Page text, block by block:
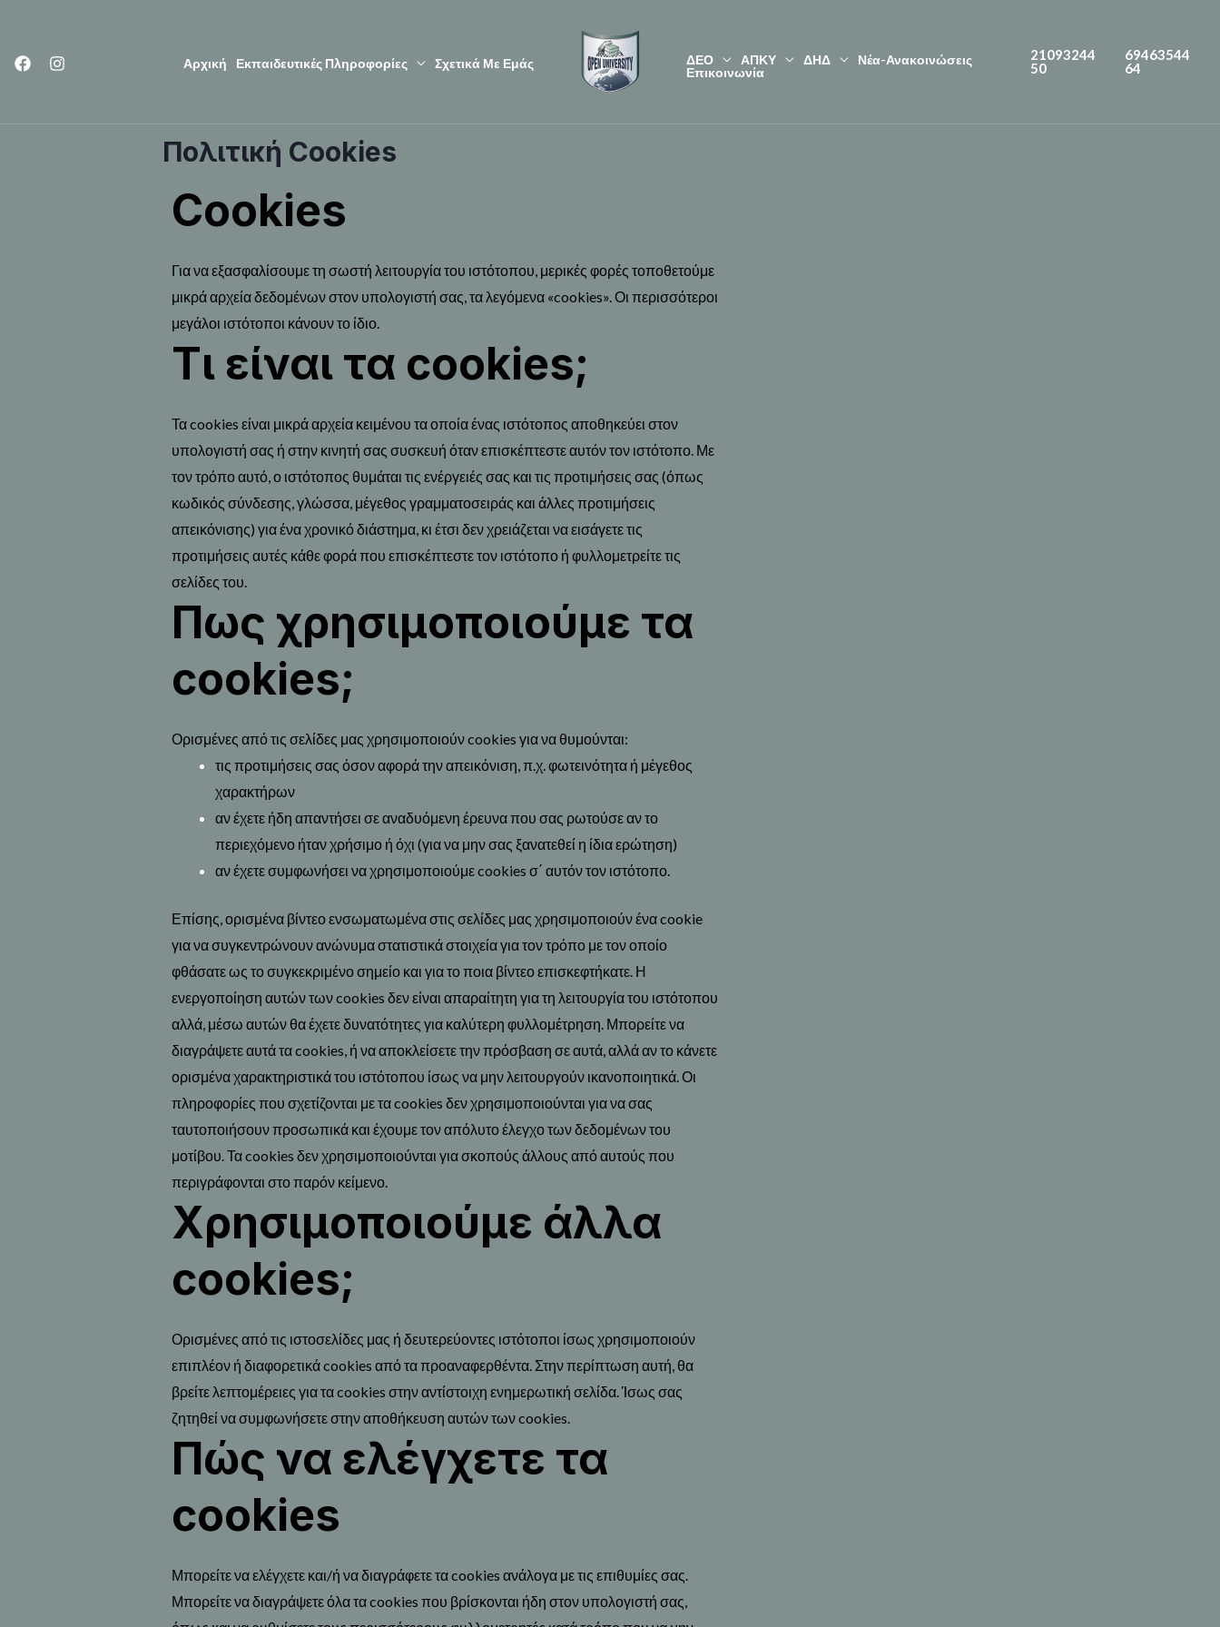
περιεχόμενο
Αρχική Εκπαιδευτικές Πληροφορίες Σχετικά Με Εμάς ΔΕΟ ΑΠΚΥ ΔΗΔ
Νέα-Ανακοινώσεις
Επικοινωνία
21093244
50
69463544
64
Πολιτική Cookies
Cookies
Για να εξασφαλίσουμε τη σωστή λειτουργία του ιστότοπου, μερικές φορές τοποθετούμε
μικρά αρχεία δεδομένων στον υπολογιστή σας, τα λεγόμενα «cookies». Οι περισσότεροι
μεγάλοι ιστότοποι κάνουν το ίδιο.
Τι είναι τα cookies;
Τα cookies είναι μικρά αρχεία κειμένου τα οποία ένας ιστότοπος αποθηκεύει στον
υπολογιστή σας ή στην κινητή σας συσκευή όταν επισκέπτεστε αυτόν τον ιστότοπο. Με
τον τρόπο αυτό, ο ιστότοπος θυμάται τις ενέργειές σας και τις προτιμήσεις σας (όπως
κωδικός σύνδεσης, γλώσσα, μέγεθος γραμματοσειράς και άλλες προτιμήσεις
απεικόνισης) για ένα χρονικό διάστημα, κι έτσι δεν χρειάζεται να εισάγετε τις
προτιμήσεις αυτές κάθε φορά που επισκέπτεστε τον ιστότοπο ή φυλλομετρείτε τις
σελίδες του.
Πως χρησιμοποιούμε τα
cookies;
Ορισμένες από τις σελίδες μας χρησιμοποιούν cookies για να θυμούνται:
τις προτιμήσεις σας όσον αφορά την απεικόνιση, π.χ. φωτεινότητα ή μέγεθος
χαρακτήρων
αν έχετε ήδη απαντήσει σε αναδυόμενη έρευνα που σας ρωτούσε αν το
περιεχόμενο ήταν χρήσιμο ή όχι (για να μην σας ξανατεθεί η ίδια ερώτηση)
αν έχετε συμφωνήσει να χρησιμοποιούμε cookies σ΄ αυτόν τον ιστότοπο.
Επίσης, ορισμένα βίντεο ενσωματωμένα στις σελίδες μας χρησιμοποιούν ένα cookie
για να συγκεντρώνουν ανώνυμα στατιστικά στοιχεία για τον τρόπο με τον οποίο
φθάσατε ως το συγκεκριμένο σημείο και για το ποια βίντεο επισκεφτήκατε. Η
ενεργοποίηση αυτών των cookies δεν είναι απαραίτητη για τη λειτουργία του ιστότοπου
αλλά, μέσω αυτών θα έχετε δυνατότητες για καλύτερη φυλλομέτρηση. Μπορείτε να
διαγράψετε αυτά τα cookies, ή να αποκλείσετε την πρόσβαση σε αυτά, αλλά αν το κάνετε
ορισμένα χαρακτηριστικά του ιστότοπου ίσως να μην λειτουργούν ικανοποιητικά.Οι
πληροφορίες που σχετίζονται με τα cookies δεν χρησιμοποιούνται για να σας
ταυτοποιήσουν προσωπικά και έχουμε τον απόλυτο έλεγχο των δεδομένων του
μοτίβου. Τα cookies δεν χρησιμοποιούνται για σκοπούς άλλους από αυτούς που
περιγράφονται στο παρόν κείμενο.
Χρησιμοποιούμε άλλα
cookies;
Ορισμένες από τις ιστοσελίδες μας ή δευτερεύοντες ιστότοποι ίσως χρησιμοποιούν
επιπλέον ή διαφορετικά cookies από τα προαναφερθέντα. Στην περίπτωση αυτή, θα
βρείτε λεπτομέρειες για τα cookies στην αντίστοιχη ενημερωτική σελίδα. Ίσως σας
ζητηθεί να συμφωνήσετε στην αποθήκευση αυτών των cookies.
Πώς να ελέγχετε τα
cookies
Μπορείτε να ελέγχετε και/ή να διαγράφετε τα cookies ανάλογα με τις επιθυμίες σας.
Μπορείτε να διαγράψετε όλα τα cookies που βρίσκονται ήδη στον υπολογιστή σας,